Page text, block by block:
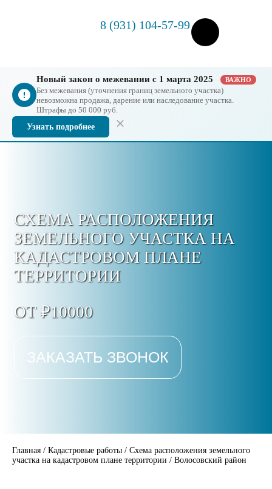
8 (931) 104-57-99
Новый закон о межевании с 1 марта 2025 ВАЖНО
Без межевания (уточнения границ земельного участка)
невозможна продажа, дарение или наследование участка.
Штрафы до 50 000 руб.
Узнать подробнее
СХЕМА РАСПОЛОЖЕНИЯ
ЗЕМЕЛЬНОГО УЧАСТКА НА
КАДАСТРОВОМ ПЛАНЕ
ТЕРРИТОРИИ
ОТ ₽10000
ЗАКАЗАТЬ ЗВОНОК
Главная / Кадастровые работы / Схема расположения земельного
участка на кадастровом плане территории / Волосовский район